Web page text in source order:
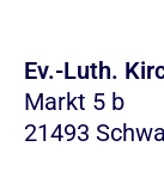
Ev.-Luth.
Markt 5 b
21493